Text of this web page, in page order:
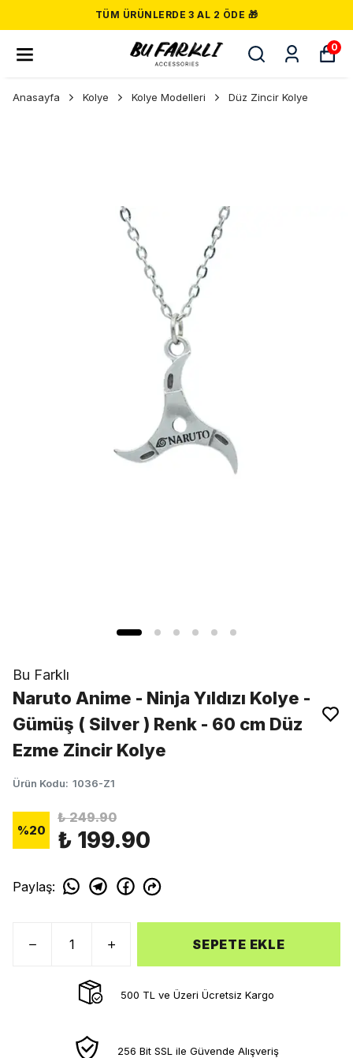
TÜM ÜRÜNLERDE 3 AL 2 ÖDE 🎁
0
Anasayfa Kolye Kolye Modelleri Düz Zincir Kolye
Bu Farklı
Naruto Anime - Ninja Yıldızı Kolye -
Gümüş ( Silver ) Renk - 60 cm Düz
Ezme Zincir Kolye
Ürün Kodu: 1036-Z1
%20
₺ 249.90
₺ 199.90
Paylaş:
SEPETE EKLE
500 TL ve Üzeri Ücretsiz Kargo
256 Bit SSL ile Güvende Alışveriş